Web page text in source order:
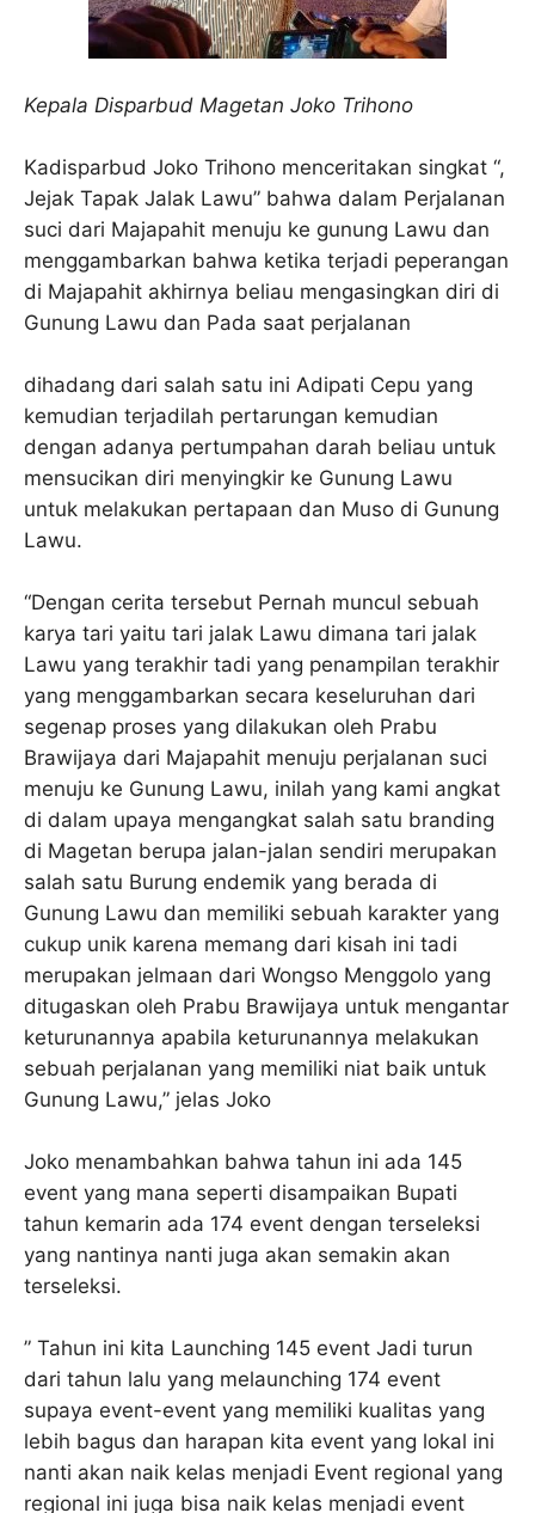
Kepala Disparbud Magetan Joko Trihono
Kadisparbud Joko Trihono menceritakan singkat “,
Jejak Tapak Jalak Lawu” bahwa dalam Perjalanan
suci dari Majapahit menuju ke gunung Lawu dan
menggambarkan bahwa ketika terjadi peperangan
di Majapahit akhirnya beliau mengasingkan diri di
Gunung Lawu dan Pada saat perjalanan
dihadang dari salah satu ini Adipati Cepu yang
kemudian terjadilah pertarungan kemudian
dengan adanya pertumpahan darah beliau untuk
mensucikan diri menyingkir ke Gunung Lawu
untuk melakukan pertapaan dan Muso di Gunung
Lawu.
“Dengan cerita tersebut Pernah muncul sebuah
karya tari yaitu tari jalak Lawu dimana tari jalak
Lawu yang terakhir tadi yang penampilan terakhir
yang menggambarkan secara keseluruhan dari
segenap proses yang dilakukan oleh Prabu
Brawijaya dari Majapahit menuju perjalanan suci
menuju ke Gunung Lawu, inilah yang kami angkat
di dalam upaya mengangkat salah satu branding
di Magetan berupa jalan-jalan sendiri merupakan
salah satu Burung endemik yang berada di
Gunung Lawu dan memiliki sebuah karakter yang
cukup unik karena memang dari kisah ini tadi
merupakan jelmaan dari Wongso Menggolo yang
ditugaskan oleh Prabu Brawijaya untuk mengantar
keturunannya apabila keturunannya melakukan
sebuah perjalanan yang memiliki niat baik untuk
Gunung Lawu,” jelas Joko
Joko menambahkan bahwa tahun ini ada 145
event yang mana seperti disampaikan Bupati
tahun kemarin ada 174 event dengan terseleksi
yang nantinya nanti juga akan semakin akan
terseleksi.
” Tahun ini kita Launching 145 event Jadi turun
dari tahun lalu yang melaunching 174 event
supaya event-event yang memiliki kualitas yang
lebih bagus dan harapan kita event yang lokal ini
nanti akan naik kelas menjadi Event regional yang
regional ini juga bisa naik kelas menjadi event